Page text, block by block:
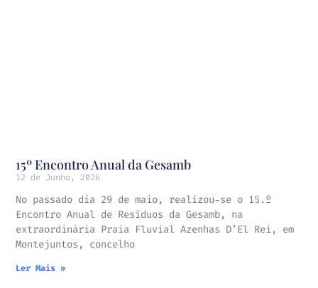
15º Encontro Anual da Gesamb
12 de Junho, 2026
No passado dia 29 de maio, realizou-se o 15.º
Encontro Anual de Resíduos da Gesamb, na
extraordinária Praia Fluvial Azenhas D’El Rei, em
Montejuntos, concelho
Ler Mais »